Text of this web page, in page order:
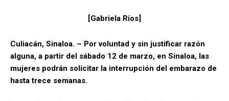
[Gabriela Ríos]
Culiacán, Sinaloa. – Por voluntad y sin justificar razón
alguna, a partir del sábado 12 de marzo, en Sinaloa, las
mujeres podrán solicitar la interrupción del embarazo de
hasta trece semanas.